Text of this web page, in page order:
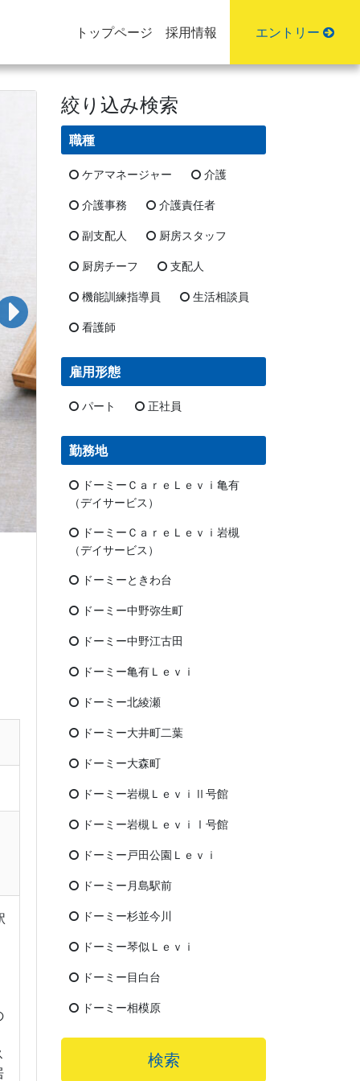
トップページ 採用情報 エントリー
絞り込み検索
職種
ケアマネージャー
介護
介護事務
介護責任者
副支配人
厨房スタッフ
厨房チーフ
支配人
機能訓練指導員
生活相談員
看護師
雇用形態
パート 正社員
勤務地
ドーミーＣａｒｅＬｅｖｉ亀有
（デイサービス）
ドーミーＣａｒｅＬｅｖｉ岩槻
（デイサービス）
ドーミーときわ台
ドーミー中野弥生町
ドーミー中野江古田
ドーミー亀有Ｌｅｖｉ
ドーミー北綾瀬
ドーミー大井町二葉
ドーミー大森町
ドーミー岩槻ＬｅｖｉⅡ号館
ドーミー岩槻ＬｅｖｉⅠ号館
ドーミー戸田公園Ｌｅｖｉ
ドーミー月島駅前
ドーミー杉並今川
ドーミー琴似Ｌｅｖｉ
ドーミー目白台
ドーミー相模原
検索